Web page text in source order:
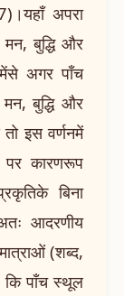
अपरा
बुद्धि और
अगर पाँच
बुद्धि और
तो इस वर्णनमें
कारणरूप
बिना
आदरणीय
(शब्द,
कि पाँच स्थूल